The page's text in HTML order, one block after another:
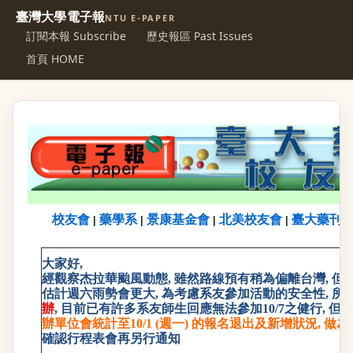
臺灣大學電子報NTU E-PAPER
訂閱本報 Subscribe
歷史報區 Past Issues
首頁 HOME
校友會 藥學系| 景康基金會 北美校友會 臺大藥刊
大家好,
經觀察杰拉華颱風動態, 雖然路線預有稍為偏離台灣, 但
估計週六雨勢會更大, 為考慮系友參加活動的安全性, 所
辦, 目前已有許多系友師生回應無法參加10/7之健行, 但
辦單位會統計至10/1 (週一) 的報名退出及新增狀況, 做為
確認行程表會再另行通知